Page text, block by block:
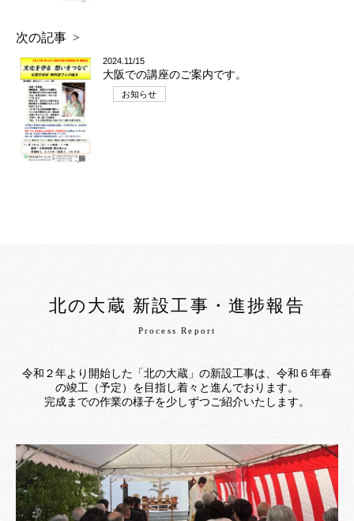
次の記事
2024.11/15
大阪での講座のご案内です。
お知らせ
北の大蔵 新設工事・進捗報告
Process Report
令和２年より開始した「北の大蔵」の新設工事は、令和６年春
の竣工（予定）を目指し着々と進んでおります。
完成までの作業の様子を少しずつご紹介いたします。